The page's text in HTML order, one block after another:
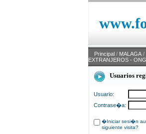
Principal / MALAGA /
EXTRANJEROS -
Usuarios
Usuario:
Contrase�a:
�Iniciar sesi�n
siguiente visita?